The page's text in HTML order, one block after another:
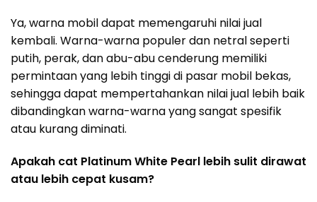
Ya, warna mobil dapat memengaruhi nilai jual
kembali. Warna-warna populer dan netral seperti
putih, perak, dan abu-abu cenderung memiliki
permintaan yang lebih tinggi di pasar mobil bekas,
sehingga dapat mempertahankan nilai jual lebih baik
dibandingkan warna-warna yang sangat spesifik
atau kurang diminati.
Apakah cat Platinum White Pearl lebih sulit dirawat
atau lebih cepat kusam?